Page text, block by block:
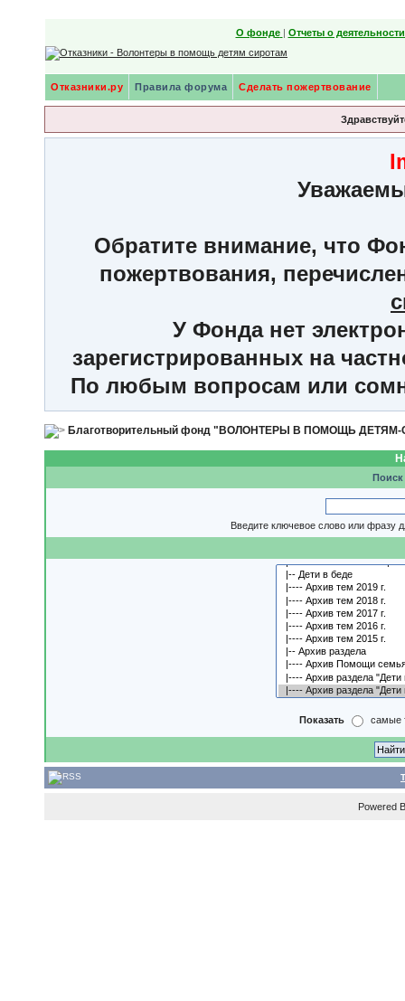
О фонде | Отчеты о
Отказники.ру Правила форума Сделать пожертвование
Обратите внимание, что
пожертвования,
У Фонда нет
зарегистрированных на
По любым вопросам или
Благотворительный фонд "ВОЛОНТЕРЫ В ПОМОЩЬ
Введите ключевое слово или фразу
Показать самые
Powered